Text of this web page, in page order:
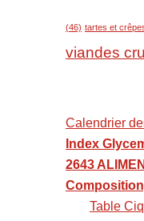
(46) tartes et
viandes
Calendrier
Index
2643
Table